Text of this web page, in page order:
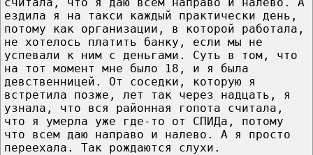
ездила я на такси каждый практически день,
потому как организации, в которой работала,
не хотелось платить банку, если мы не
успевали к ним с деньгами. Суть в том, что
на тот момент мне было 18, и я была
девственницей. От соседки, которую я
встретила позже, лет так через надцать, я
узнала, что вся районная гопота считала,
что я умерла уже где-то от СПИДа, потому
что всем даю направо и налево. А я просто
переехала. Так рождаются слухи.